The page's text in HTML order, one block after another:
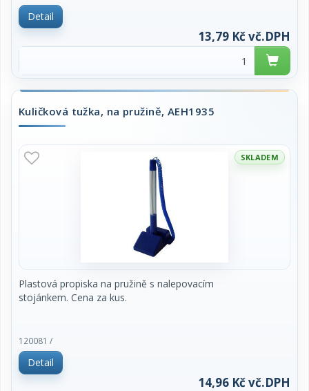
Detail
13,79 Kč vč.DPH
Kuličková tužka, na pružině, AEH1935
SKLADEM
Plastová propiska na pružině s nalepovacím
stojánkem. Cena za kus.
120081 /
Detail
14,96 Kč vč.DPH